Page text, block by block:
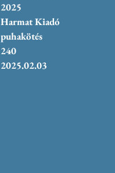
2025
Harmat Kiadó
puhakötés
240
2025.02.03